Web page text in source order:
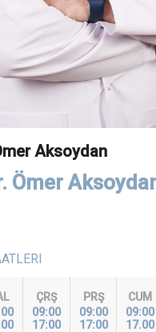
Aksoydan
Ömer
ÇRŞ
09:00
17:00
PRŞ
09:00
17:00
CUM
09:00
17.00